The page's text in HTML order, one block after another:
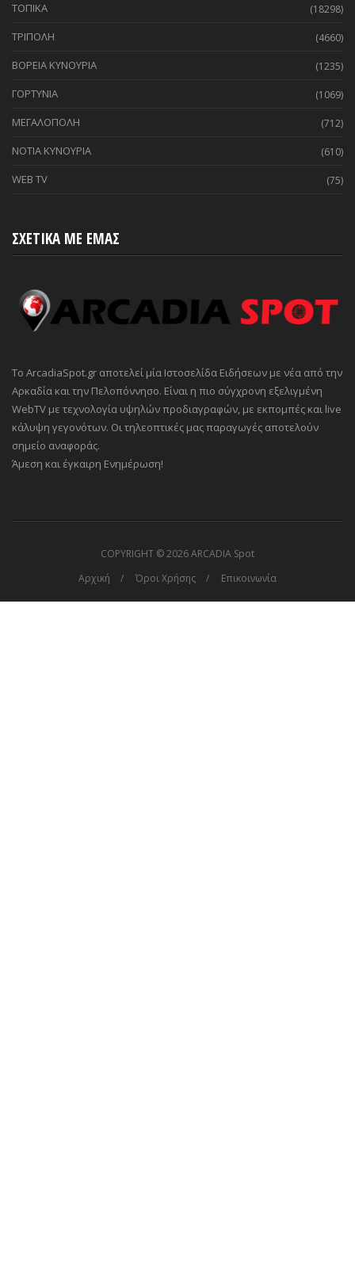
ΤΟΠΙΚΑ (18298)
ΤΡΙΠΟΛΗ (4660)
ΒΟΡΕΙΑ ΚΥΝΟΥΡΙΑ (1235)
ΓΟΡΤΥΝΙΑ (1069)
ΜΕΓΑΛΟΠΟΛΗ (712)
ΝΟΤΙΑ ΚΥΝΟΥΡΙΑ (610)
WEB TV (75)
ΣΧΕΤΙΚΑ ΜΕ ΕΜΑΣ
Το ArcadiaSpot.gr αποτελεί μία Ιστοσελίδα Ειδήσεων με νέα από την
Αρκαδία και την Πελοπόννησο. Είναι η πιο σύγχρονη εξελιγμένη
WebTV με τεχνολογία υψηλών προδιαγραφών, με εκπομπές και live
κάλυψη γεγονότων. Οι τηλεοπτικές μας παραγωγές αποτελούν
σημείο αναφοράς.
Άμεση και έγκαιρη Ενημέρωση!
COPYRIGHT ©2026 ARCADIA Spot
Αρχική
Όροι Χρήσης Επικοινωνία